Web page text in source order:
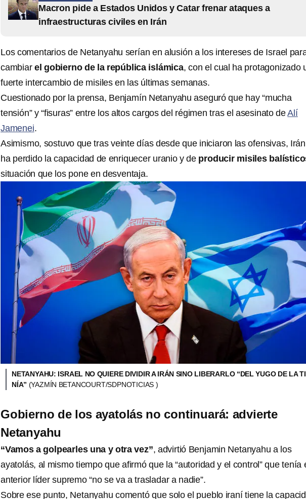
Macron pide a Estados Unidos y Catar frenar ataques a
infraestructuras civiles en Irán
Los comentarios de Netanyahu serían en alusión a los intereses de Israel
cambiarel gobierno de la república islámica, con el cual ha protagonizado
fuerte intercambio de misiles en las últimas semanas.
Cuestionado por la prensa, Benjamín Netanyahu aseguró que hay “mucha
tensión” y “fisuras” entre los altos cargos del régimen tras el asesinato deAlí
Jamenei.
Asimismo, sostuvo que tras veinte días desde que iniciaron las ofensivas,
ha perdido la capacidad de enriquecer uranio y de producir misiles
situación que los pone en desventaja.
NETANYAHU: ISRAEL NO QUIERE DIVIDIR A IRÁN SINO LIBERARLO “DEL YUGO DE LA
NÍA” (YAZMÍN BETANCOURT/SDPNOTICIAS )
Gobierno de los ayatolás no continuará: advierte
Netanyahu
“Vamos a golpearles una y otra vez”, advirtió Benjamin Netanyahu a los
ayatolás, al mismo tiempo que afirmó que la “autoridad y el control” que tenía
anterior líder supremo “no se va a trasladar a nadie”.
Sobre ese punto, Netanyahu comentó que solo el pueblo iraní tiene la